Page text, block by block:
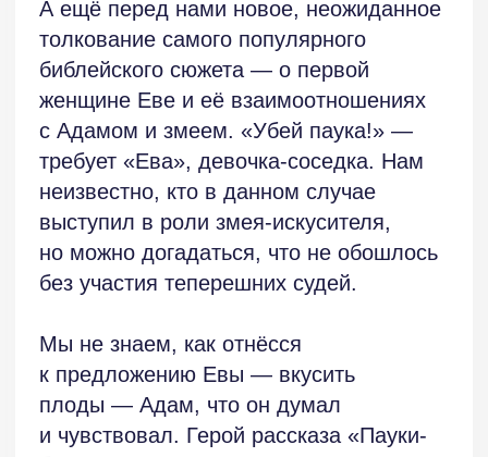
в иной, ирреальный мир…
Время здесь не делится на минуты?..
Почему нельзя подходить к Дежурному
слишком близко?
Вопросы не иссякают…
Второй рассказ многословен,
избыточен, не выверен.
По замыслу, мне кажется,
он притчеобразен. Поэтому тут нужно
меньше слов. Лишние размывают
тексте должно быть очень точным
И очень точный к концу должен